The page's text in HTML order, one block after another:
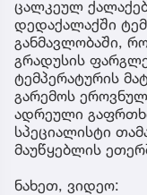
ცალკეულ
დედაქალაქში
განმავლობაში,
გრადუსის
ტემპერატურის
გარემოს
ადრეული
სპეციალისტი
მაუწყებლის
ნახეთ, ვიდეო: